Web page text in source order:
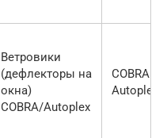
Ветровики
(дефлекторы на
окна)
COBRA/Autoplex
COBRA /
Autoplex